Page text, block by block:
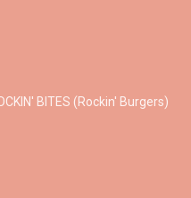
BITES (Rockin' Burgers)